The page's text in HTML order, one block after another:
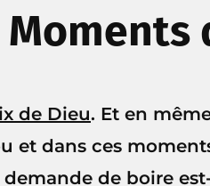
Moments
de Dieu. Et en
et dans ces
demande de boire